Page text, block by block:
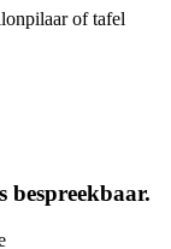
of tafel
bespreekbaar.